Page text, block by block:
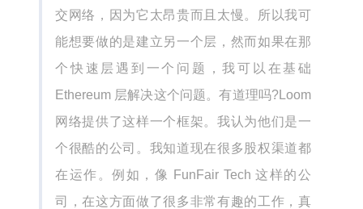
交网络，因为它太昂贵而且太慢。所以我可
能想要做的是建立另一个层，然而如果在那
个快速层遇到一个问题，我可以在基础
Ethereum 层解决这个问题。有道理吗?Loom
网络提供了这样一个框架。我认为他们是一
个很酷的公司。我知道现在很多股权渠道都
在运作。例如，像 FunFair Tech 这样的公
司，在这方面做了很多非常有趣的工作，真